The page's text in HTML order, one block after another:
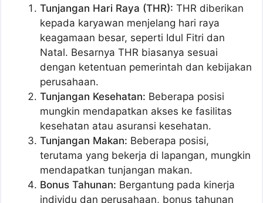
Tunjangan Hari Raya (THR): THR diberikan
kepada karyawan menjelang hari raya
keagamaan besar, seperti Idul Fitri dan
Natal. Besarnya THR biasanya sesuai
dengan ketentuan pemerintah dan kebijakan
perusahaan.
Tunjangan Kesehatan: Beberapa posisi
mungkin mendapatkan akses ke fasilitas
kesehatan atau asuransi kesehatan.
Tunjangan Makan: Beberapa posisi,
terutama yang bekerja di lapangan, mungkin
mendapatkan tunjangan makan.
Bonus Tahunan: Bergantung pada kinerja
individu dan perusahaan, bonus tahunan